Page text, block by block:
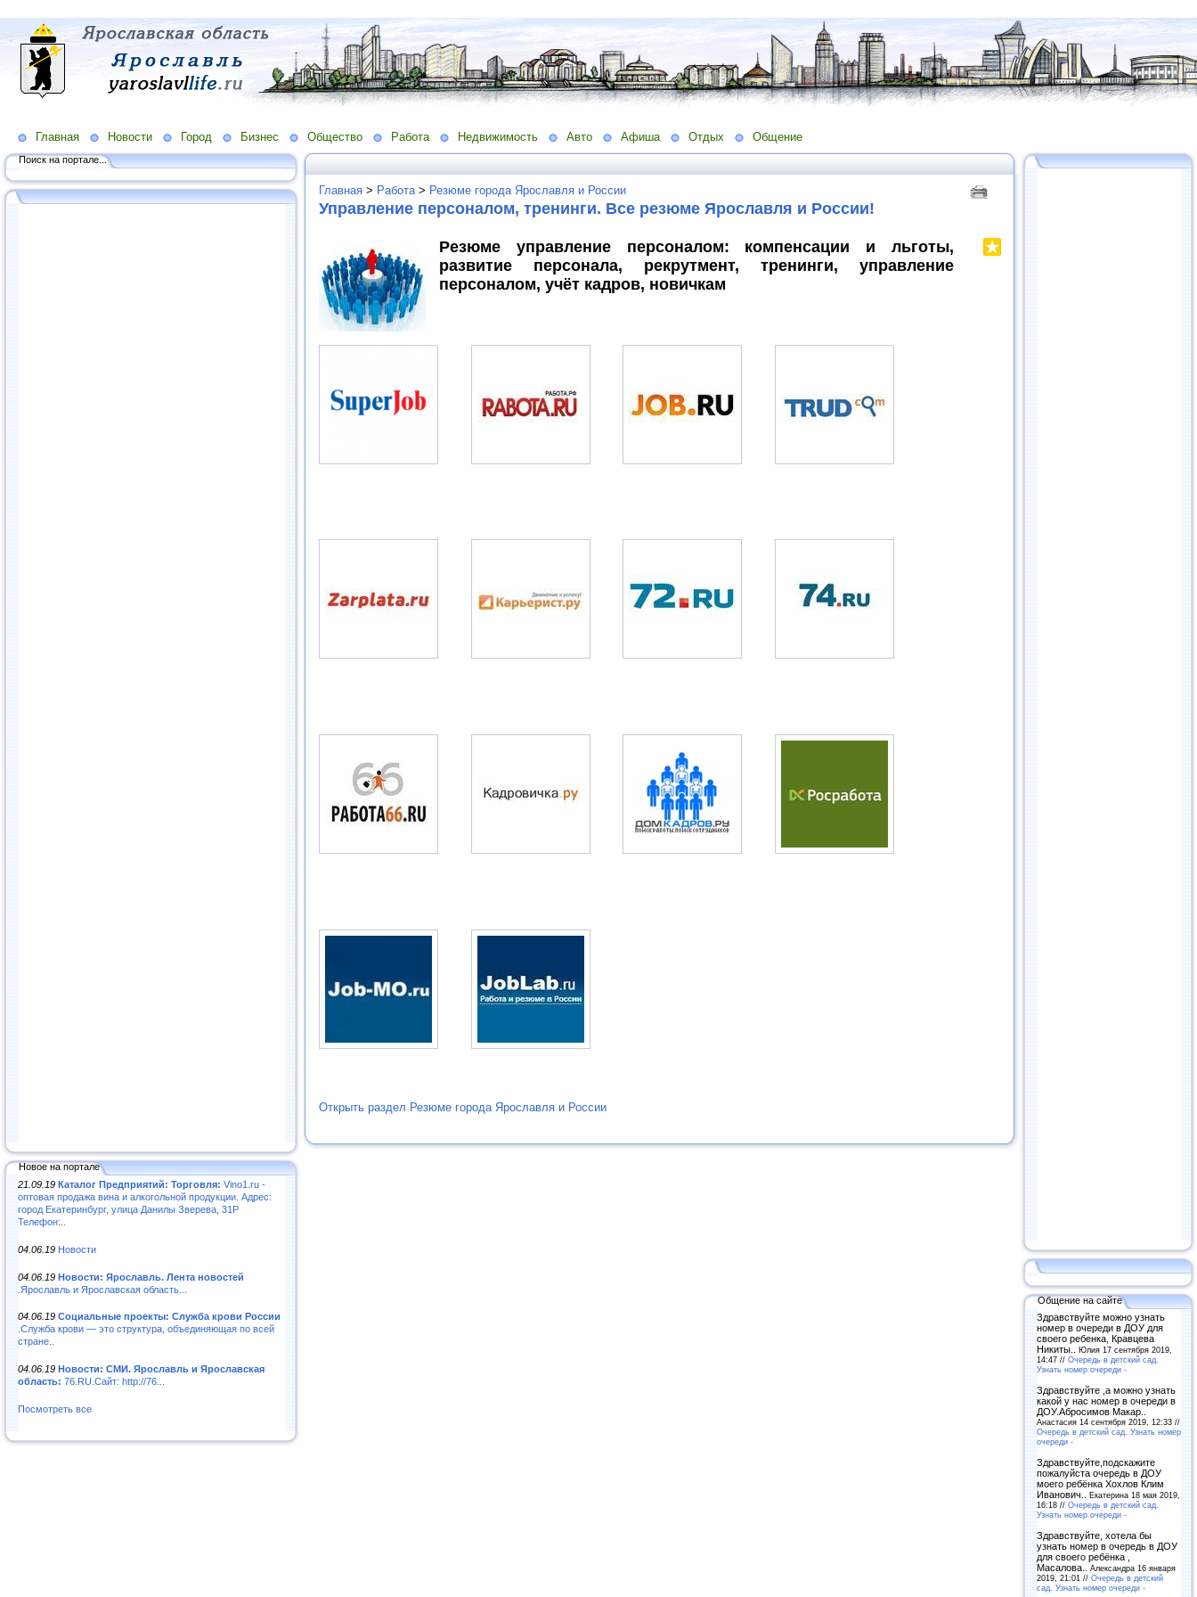
Главная Новости Город Бизнес Общество Работа Недвижимость Авто Афиша Отдых Общение
Поиск на портале...
Новое на портале
21.09.19 Каталог Предприятий: Торговля: Vino1.ru -
оптовая продажа вина и алкогольной продукции. Адрес:
город Екатеринбург, улица Данилы Зверева, 31Р
Телефон:..
04.06.19 Новости
04.06.19 Новости: Ярославль. Лента новостей
.Ярославль и Ярославская область...
04.06.19 Социальные проекты: Служба крови России
.Служба крови — это структура, объединяющая по всей
стране..
04.06.19 Новости: СМИ. Ярославль и Ярославская
область: 76.RU.Сайт: http://76...
Посмотреть все
Главная > Работа > Резюме города Ярославля и России
Управление персоналом, тренинги. Все резюме Ярославля и России!
Резюме управление персоналом: компенсации и льготы,
развитие персонала, рекрутмент, тренинги, управление
персоналом, учёт кадров, новичкам
Открыть раздел Резюме города Ярославля и России
Общение на сайте
Здравствуйте можно узнать
номер в очереди в ДОУ для
своего ребенка, Кравцева
Никиты.. Юлия 17 сентября 2019,
14:47 // Очередь в детский сад.
Узнать номер очереди -
Здравствуйте ,а можно узнать
какой у нас номер в очереди в
ДОУ.Абросимов Макар..
Анастасия 14 сентября 2019, 12:33 //
Очередь в детский сад. Узнать номер
очереди -
Здравствуйте,подскажите
пожалуйста очередь в ДОУ
моего ребёнка Хохлов Клим
Иванович.. Екатерина 18 мая 2019,
16:18 // Очередь в детский сад.
Узнать номер очереди -
Здравствуйте, хотела бы
узнать номер в очередь в ДОУ
для своего ребёнка ,
Масалова.. Александра 16 января
2019, 21:01 // Очередь в детский
сад. Узнать номер очереди -